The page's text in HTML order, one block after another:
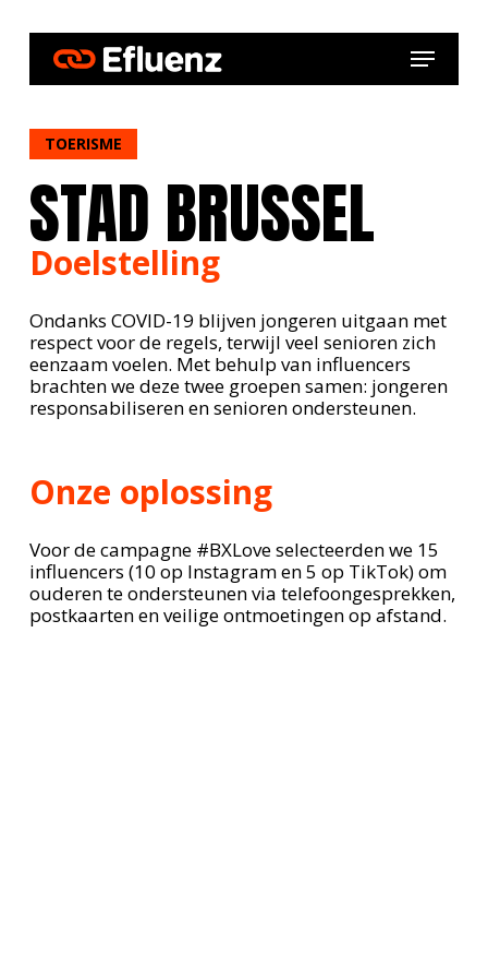
Menu
TOERISME
STAD BRUSSEL
Doelstelling
Ondanks COVID-19 blijven jongeren uitgaan met
respect voor de regels, terwijl veel senioren zich
eenzaam voelen. Met behulp van influencers
brachten we deze twee groepen samen: jongeren
responsabiliseren en senioren ondersteunen.
Onze oplossing
Voor de campagne #BXLove selecteerden we 15
influencers (10 op Instagram en 5 op TikTok) om
ouderen te ondersteunen via telefoongesprekken,
postkaarten en veilige ontmoetingen op afstand.